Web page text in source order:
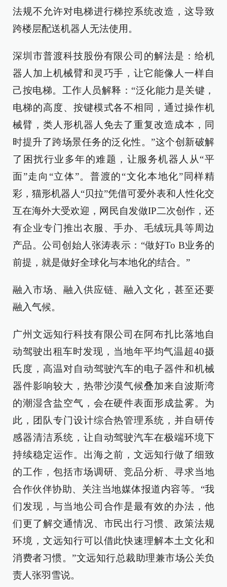
法规不允许对电梯进行梯控系统改造，这导致
跨楼层配送机器人无法使用。
深圳市普渡科技股份有限公司的解法是：给机
器人加上机械臂和灵巧手，让它能像人一样自
己按电梯。工作人员解释：“泛化能力是关键，
电梯的高度、按键模式各不相同，通过操作机
械臂，类人形机器人免去了重复改造成本，同
时提升了跨场景任务的泛化性。”这个创新破解
了困扰行业多年的难题，让服务机器人从“平
面”走向“立体”。普渡的“文化本地化”同样精
彩，猫形机器人“贝拉”凭借可爱外表和人性化交
互在海外大受欢迎，网民自发做IP二次创作，还
有企业专门推出衣服、手办、毛绒玩具等周边
产品。公司创始人张涛表示：“做好To B业务的
前提，就是做好全球化与本地化的结合。”
融入市场、融入供应链、融入文化，甚至还要
融入气候。
广州文远知行科技有限公司在阿布扎比落地自
动驾驶出租车时发现，当地年平均气温超40摄
氏度，高温对自动驾驶汽车的电子器件和机械
器件影响较大，热带沙漠气候叠加来自波斯湾
的潮湿含盐空气，会在硬件表面形成盐雾。为
此，团队专门设计综合热管理系统，并自研传
感器清洁系统，让自动驾驶汽车在极端环境下
持续稳定运作。出海之前，文远知行做了细致
的工作，包括市场调研、竞品分析、寻求当地
合作伙伴协助、关注当地媒体报道内容等。“我
们发现，与当地公司合作是最有效的办法，他
们更了解交通情况、市民出行习惯、政策法规
环境，文远知行可以借此快速理解本土文化和
消费者习惯。”文远知行总裁助理兼市场公关负
责人张羽雪说。